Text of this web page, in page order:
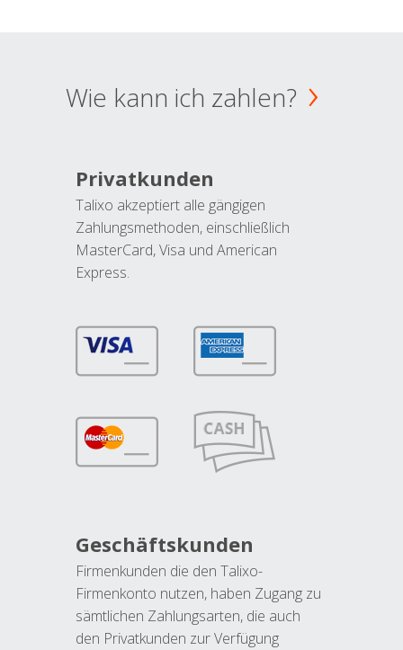
Wie kann ich zahlen?
Privatkunden
Talixo akzeptiert alle gängigen
Zahlungsmethoden, einschließlich
MasterCard, Visa und American
Express.
Geschäftskunden
Firmenkunden die den Talixo-
Firmenkonto nutzen, haben Zugang zu
sämtlichen Zahlungsarten, die auch
den Privatkunden zur Verfügung